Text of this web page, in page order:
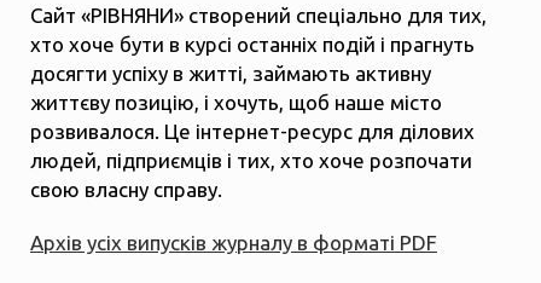
Сайт «РІВНЯНИ» створений спеціально для тих,
хто хоче бути в курсі останніх подій і прагнуть
досягти успіху в житті, займають активну
життєву позицію, і хочуть, щоб наше місто
розвивалося. Це інтернет-ресурс для ділових
людей, підприємців і тих, хто хоче розпочати
свою власну справу.
Архів усіх випусків журналу в форматі PDF